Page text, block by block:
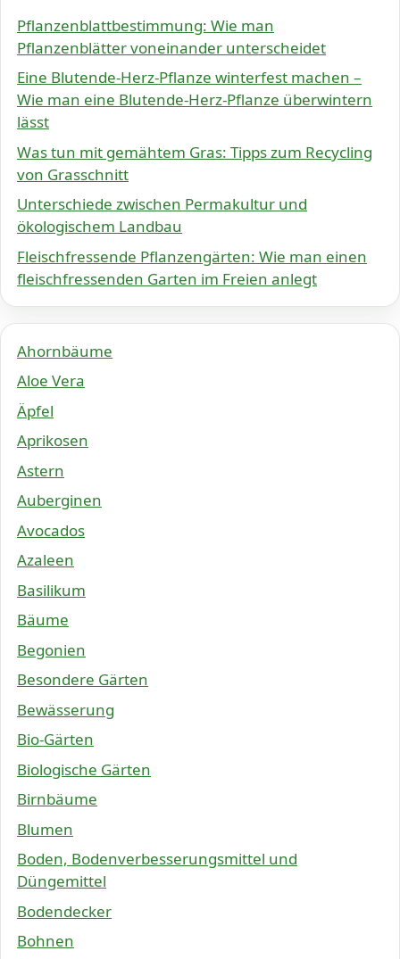
Pflanzenblattbestimmung: Wie man
Pflanzenblätter voneinander unterscheidet
Eine Blutende-Herz-Pflanze winterfest machen –
Wie man eine Blutende-Herz-Pflanze überwintern
lässt
Was tun mit gemähtem Gras: Tipps zum Recycling
von Grasschnitt
Unterschiede zwischen Permakultur und
ökologischem Landbau
Fleischfressende Pflanzengärten: Wie man einen
fleischfressenden Garten im Freien anlegt
Ahornbäume
Aloe Vera
Äpfel
Aprikosen
Astern
Auberginen
Avocados
Azaleen
Basilikum
Bäume
Begonien
Besondere Gärten
Bewässerung
Bio-Gärten
Biologische Gärten
Birnbäume
Blumen
Boden, Bodenverbesserungsmittel und
Düngemittel
Bodendecker
Bohnen